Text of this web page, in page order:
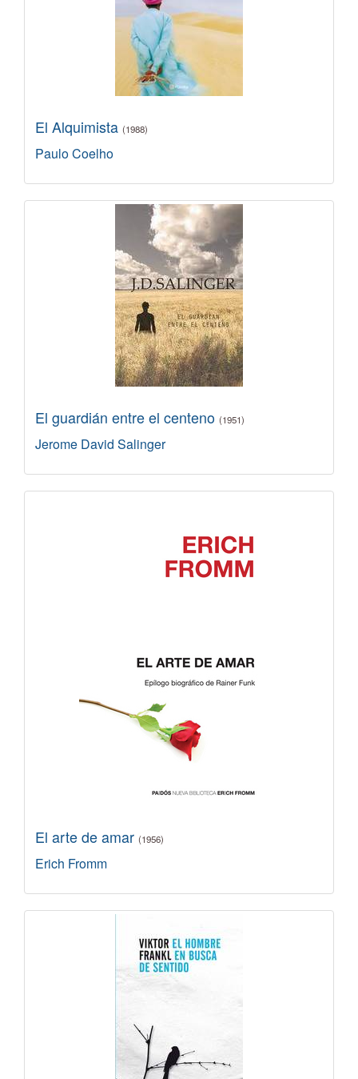
El Alquimista (1988)
Paulo Coelho
El guardián entre el centeno (1951)
Jerome David Salinger
El arte de amar (1956)
Erich Fromm